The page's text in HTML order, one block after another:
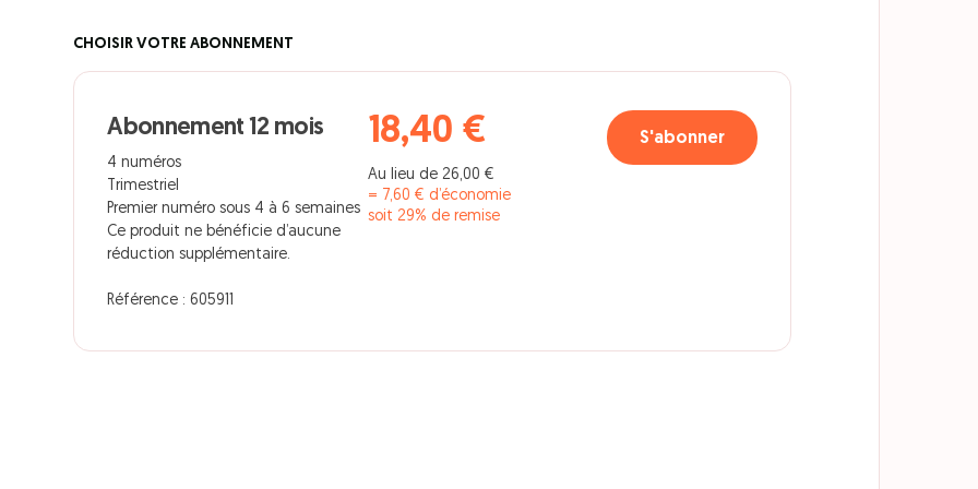
CHOISIR VOTRE ABONNEMENT
Abonnement 12 mois
4 numéros
Trimestriel
Premier numéro sous 4 à 6 semaines
Ce produit ne bénéficie d’aucune
réduction supplémentaire.
Référence : 605911
18,40 €
Au lieu de 26,00 €
= 7,60 € d’économie
soit 29% de remise
S'abonner